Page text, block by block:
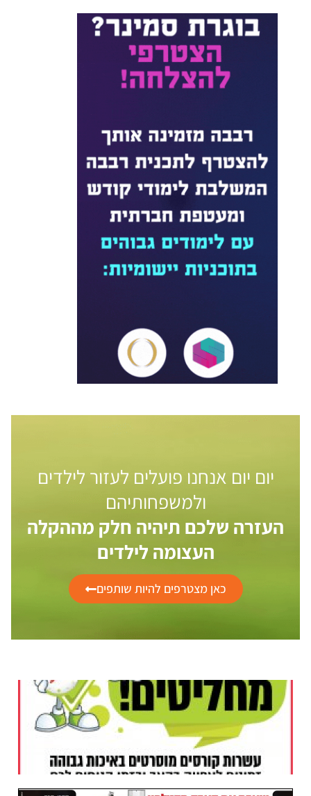
יום יום אנחנו פועלים לעזור לילדים
ולמשפחותיהם
העזרה שלכם תיהיה חלק מההקלה
העצומה לילדים
כאן מצטרפים להיות שותפים